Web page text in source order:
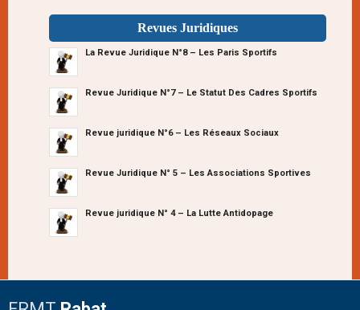
Revues Juridiques
La Revue Juridique N°8 – Les Paris Sportifs
Revue Juridique N°7 – Le Statut Des Cadres Sportifs
Revue juridique N°6 – Les Réseaux Sociaux
Revue Juridique N° 5 – Les Associations Sportives
Revue juridique N° 4 – La Lutte Antidopage